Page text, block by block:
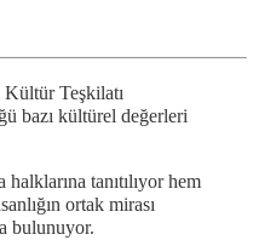
Teşkilatı
bazı kültürel değerleri
tanıtılıyor hem
ortak mirası
bulunuyor.